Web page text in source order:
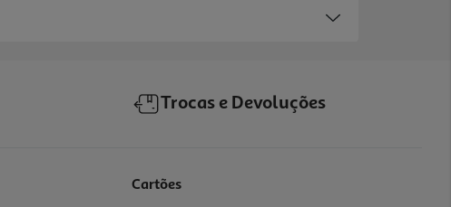
Trocas e Devoluções
Cartões